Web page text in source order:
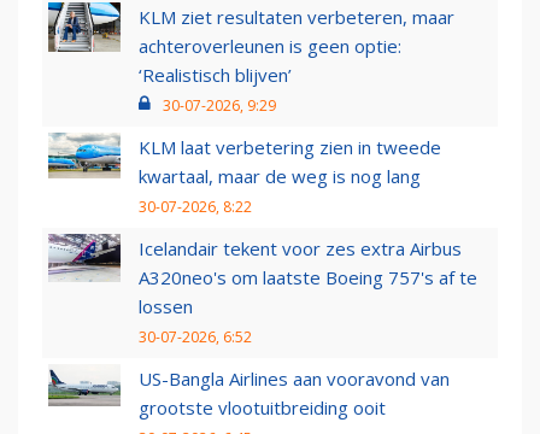
KLM ziet resultaten verbeteren, maar
achteroverleunen is geen optie:
‘Realistisch blijven’
30-07-2026, 9:29
KLM laat verbetering zien in tweede
kwartaal, maar de weg is nog lang
30-07-2026, 8:22
Icelandair tekent voor zes extra Airbus
A320neo's om laatste Boeing 757's af te
lossen
30-07-2026, 6:52
US-Bangla Airlines aan vooravond van
grootste vlootuitbreiding ooit